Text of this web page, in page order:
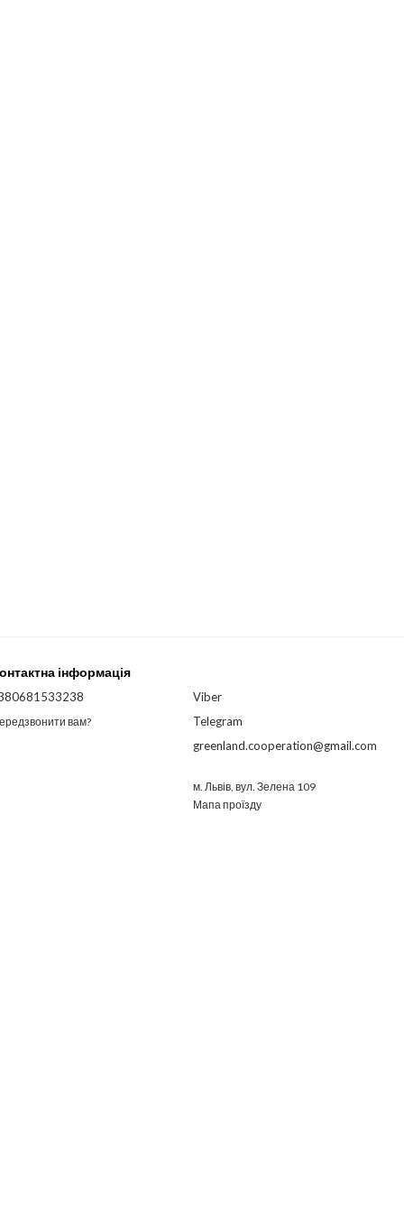
інформація
вам?
Viber
Telegram
greenland.cooperation@gmail.com
м. Львів, вул. Зелена 109
Мапа проїзду